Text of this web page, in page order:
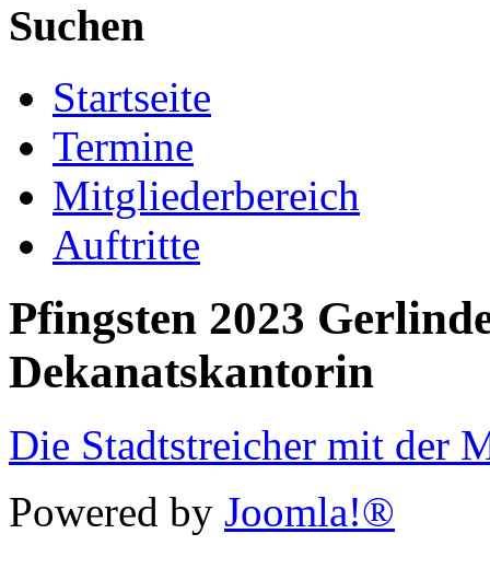
Suchen
Startseite
Termine
Mitgliederbereich
Auftritte
Pfingsten 2023
Dekanatskantorin
Die Stadtstreicher mit der
Powered by Joomla!®